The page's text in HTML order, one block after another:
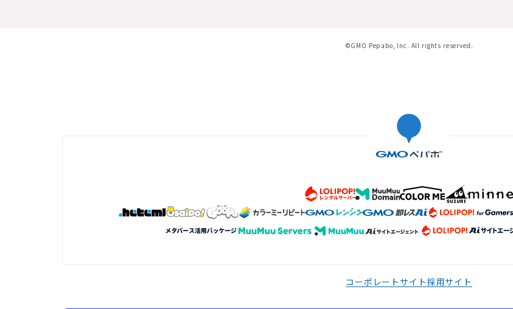
©GMO Pepabo, Inc. All rights reserved.
コーポレートサイト採用サイト